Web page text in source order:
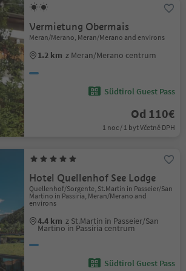
Vermietung Obermais
Meran/Merano, Meran/Merano and environs
1.2 km z Meran/Merano centrum
Südtirol Guest Pass
Od 110€
1 noc / 1 byt Včetně DPH
Hotel Quellenhof See Lodge
Quellenhof/Sorgente, St.Martin in Passeier/San
Martino in Passiria, Meran/Merano and
environs
4.4 km z St.Martin in Passeier/San
Martino in Passiria centrum
Südtirol Guest Pass